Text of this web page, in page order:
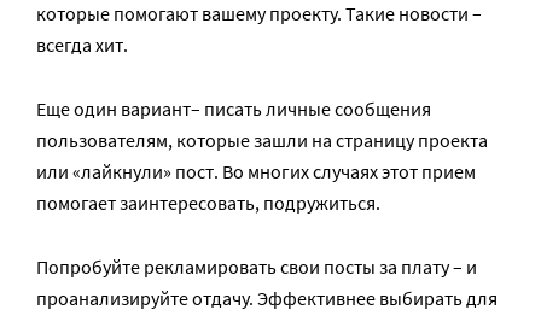
которые помогают вашему проекту. Такие новости –
всегда хит.
Еще один вариант– писать личные сообщения
пользователям, которые зашли на страницу проекта
или «лайкнули» пост. Во многих случаях этот прием
помогает заинтересовать, подружиться.
Попробуйте рекламировать свои посты за плату – и
проанализируйте отдачу. Эффективнее выбирать для